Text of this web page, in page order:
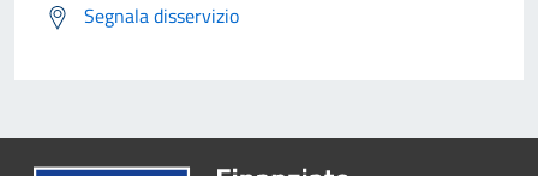
Segnala disservizio